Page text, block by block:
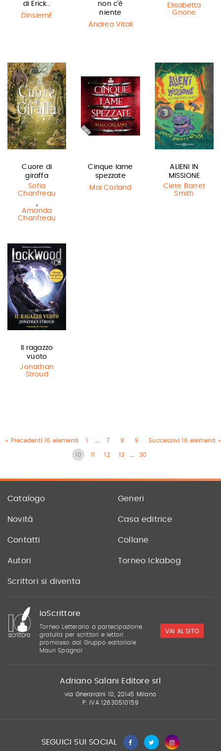
di Erick…
DinsiemE
non c'è
niente
Andrea Vitali
Elisabetta
Gnone
Cuore di
giraffa
Sofia
Chanfreau
,
Amanda
Chanfreau
Cinque lame
spezzate
Mai Corland
ALIENI IN
MISSIONE
Clete Barret
Smith
Il ragazzo
vuoto
Jonathan
Stroud
« Precedenti 16 elementi Successivi 16 elementi »
1 7 8 9
10 11 12 13 30
Catalogo Generi
Novità Casa editrice
Contatti Collane
Autori Torneo Ickabog
Scrittori si diventa
IoScrittore
Torneo Letterario a partecipazione
gratuita per scrittori e lettori
promosso dal Gruppo editoriale
Mauri Spagnol
VAI AL SITO
Adriano Salani Editore srl
via Gherardini 10, 20145 Milano
P. IVA 12630510159
SEGUICI SUI SOCIAL